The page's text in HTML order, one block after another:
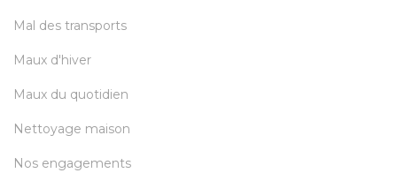
Mal des transports
Maux d'hiver
Maux du quotidien
Nettoyage maison
Nos engagements